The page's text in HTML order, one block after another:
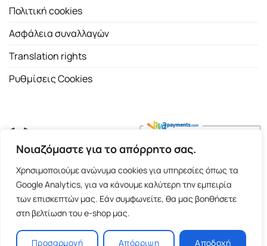
Νοιαζόμαστε για το απόρρητο σας.
Χρησιμοποιούμε ανώνυμα cookies για υπηρεσίες όπως τα
Google Analytics, για να κάνουμε καλύτερη την εμπειρία
των επισκεπτών μας. Εάν συμφωνείτε, θα μας βοηθήσετε
στη βελτίωση του e-shop μας.
Προσαρμογή Απόρριψη Αποδοχή
Πολιτική cookies
Ασφάλεια συναλλαγών
Translation rights
Ρυθμίσεις Cookies
Copyright 2026 ©Εκδοτικός Οίκος Α.Α. Λιβάνη| All rights
reserved.
Σόλωνος 98, 10680 Αθήνα | Τ:2103661200- F: 2103617791
E-shop and Premium Managed Hosting by